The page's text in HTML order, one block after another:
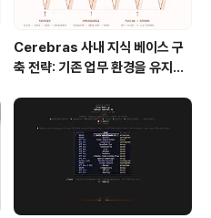
Cerebras 사내 지식 베이스 구
축 전략: 기존 업무 환경을 유지하